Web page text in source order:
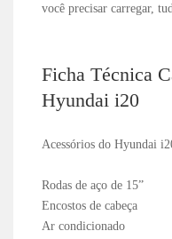
você precisar carregar,
Ficha Técnica
Hyundai i20
Acessórios do Hyundai
Rodas de aço de 15”
Encostos de cabeça
Ar condicionado